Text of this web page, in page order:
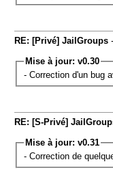
RE: [Privé] JailGroups -
Mise à jour: v0.30
- Correction d'un bug
RE: [S-Privé]
Mise à jour: v0.31
- Correction de